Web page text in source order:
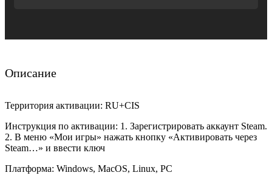
Описание
Территория активации: RU+CIS
Инструкция по активации: 1. Зарегистрировать аккаунт Steam.
2. В меню «Мои игры» нажать кнопку «Активировать через
Steam…» и ввести ключ
Платформа: Windows, MacOS, Linux, PC